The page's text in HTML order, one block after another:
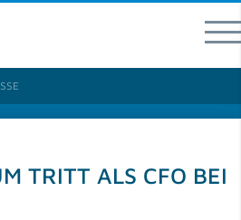
und Regionen
TRITT ALS CFO BEI